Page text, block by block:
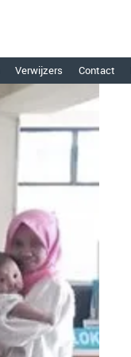
Verwijzers Contact